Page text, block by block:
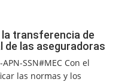
transferencia de
de las aseguradoras
SSN#MEC Con el
las normas y los